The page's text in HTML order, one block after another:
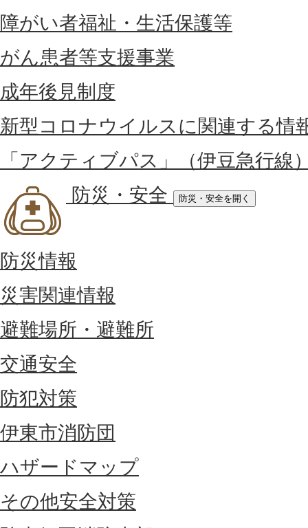
障がい者福祉・生活保護等
がん患者等支援事業
成年後見制度
新型コロナウイルスに関連する情
「アクティブパス」（伊豆急行線
防災・安全
防災・安全を開く
防災情報
災害関連情報
避難場所・避難所
交通安全
防犯対策
伊東市消防団
ハザードマップ
その他安全対策